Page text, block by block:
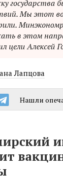
государства
Мы этот
в этом
цели Алексей
Лапцова
Нашли